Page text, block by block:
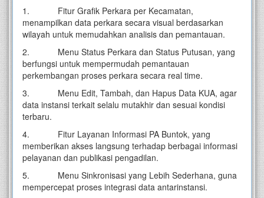
1. Fitur Grafik Perkara per Kecamatan,
menampilkan data perkara secara visual berdasarkan
wilayah untuk memudahkan analisis dan pemantauan.
2. Menu Status Perkara dan Status Putusan, yang
berfungsi untuk mempermudah pemantauan
perkembangan proses perkara secara real time.
3. Menu Edit, Tambah, dan Hapus Data KUA, agar
data instansi terkait selalu mutakhir dan sesuai kondisi
terbaru.
4. Fitur Layanan Informasi PA Buntok, yang
memberikan akses langsung terhadap berbagai informasi
pelayanan dan publikasi pengadilan.
5. Menu Sinkronisasi yang Lebih Sederhana, guna
mempercepat proses integrasi data antarinstansi.